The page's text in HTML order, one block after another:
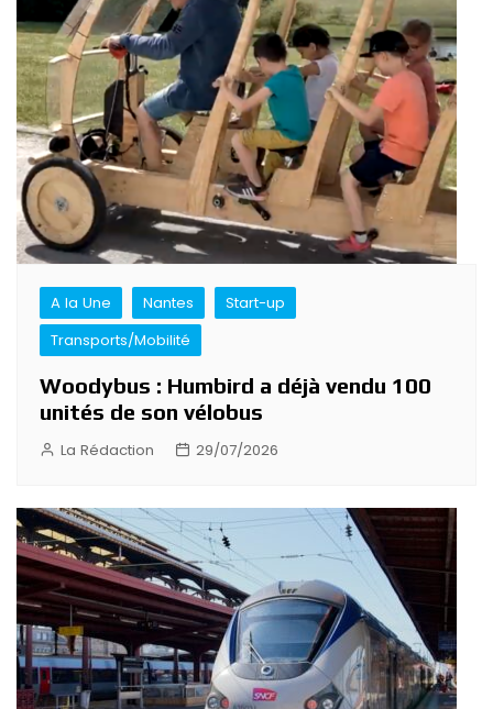
A la Une Nantes
Start-up
Transports/Mobilité
Woodybus : Humbird a déjà vendu 100
unités de son vélobus
La Rédaction 29/07/2026